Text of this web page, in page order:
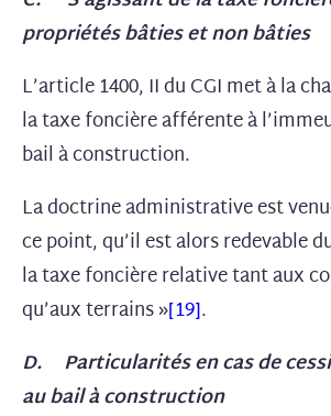
propriétés bâties et non bâties
L’article 1400, II du CGI met à la
la taxe foncière afférente à
bail à construction.
La doctrine administrative est
ce point, qu’il est alors redevable
la taxe foncière relative tant aux
qu’aux terrains »[19].
D. Particularités en cas de
au bail à construction